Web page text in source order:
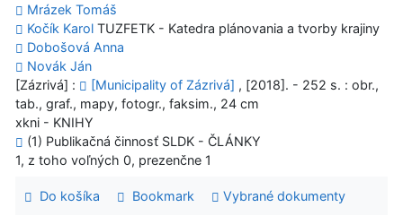
Mrázek Tomáš
Kočík Karol TUZFETK - Katedra plánovania a tvorby krajiny
Dobošová Anna
Novák Ján
[Zázrivá] :
[Municipality of Zázrivá] , [2018]. - 252 s. : obr.,
tab., graf., mapy, fotogr., faksim., 24 cm
xkni - KNIHY
(1) Publikačná činnosť SLDK - ČLÁNKY
1, z toho voľných 0, prezenčne 1
Do košíka Bookmark Vybrané dokumenty